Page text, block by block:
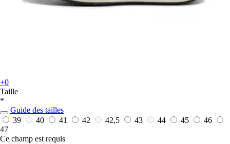
+0
Taille
*
Guide des tailles
39
40 41 42 42,5 43 44 45
46
47
Ce champ est requis